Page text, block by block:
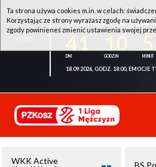
WKK ACTIVE HOTEL WROCŁAW -
18.09.2026, GODZ. 18:00, EMOCJE
WKK Active
Ta strona używa cookies m.in. w celach:
Korzystając ze strony wyrażasz zgodę na
zgody powinieneś zmienić ustawienia swojej